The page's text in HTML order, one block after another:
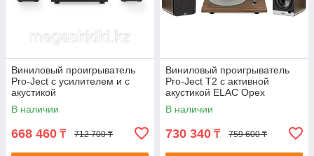
Виниловый проигрыватель
Pro-Ject с усилителем и с
акустикой
В наличии
668 460 ₸ 712 700 ₸
Виниловый проигрыватель
Pro-Ject T2 с активной
акустикой ELAC Орех
В наличии
730 340 ₸ 759 600 ₸